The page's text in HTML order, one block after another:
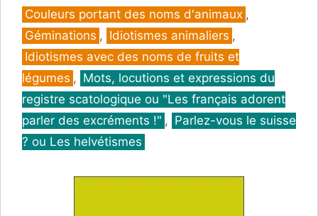
Catégories
Couleurs portant des noms d'animaux ,
Géminations , Idiotismes animaliers ,
Idiotismes avec des noms de fruits et
légumes , Mots, locutions et expressions du
registre scatologique ou "Les français adorent
parler des excréments !" , Parlez-vous le suisse
? ou Les helvétismes